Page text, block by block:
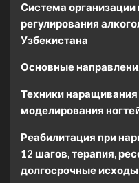
Система организации
регулирования
Узбекистана
Основные
Техники наращивания
моделирования
Реабилитация при
12 шагов, терапия,
долгосрочные исходы